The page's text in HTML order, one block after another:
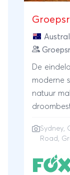
De
moderne
natuur
vissen 's
Sydney,
Road ,